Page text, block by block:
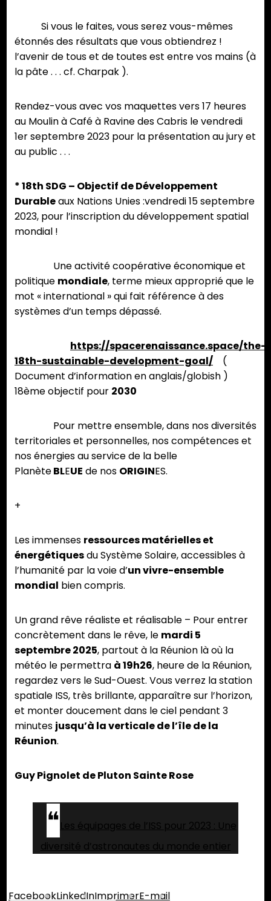
Si vous le faites, vous serez vous-mêmes
étonnés des résultats que vous obtiendrez !
l’avenir de tous et de toutes est entre vos mains (à
la pâte . . . cf. Charpak ).
Rendez-vous avec vos maquettes vers 17 heures
au Moulin à Café à Ravine des Cabris le vendredi
1er septembre 2023 pour la présentation au jury et
au public . . .
* 18th SDG – Objectif de Développement
Durableaux Nations Unies :vendredi 15 septembre
2023, pour l’inscription du développement spatial
mondial !
Une activité coopérative économique et
politique mondiale, terme mieux approprié que le
mot « international » qui fait référence à des
systèmes d’un temps dépassé.
https://spacerenaissance.space/the-
18th-sustainable-development-goal/ (
Document d’information en anglais/globish )
18ème objectif pour 2030
Pour mettre ensemble, dans nos diversités
territoriales et personnelles, nos compétences et
nos énergies au service de la belle
PlanèteBLEUE de nos ORIGINES.
+
Les immenses ressources matérielles et
énergétiquesdu Système Solaire, accessibles à
l’humanité par la voie d’un vivre-ensemble
mondial bien compris.
Un grand rêve réaliste et réalisable – Pour entrer
concrètement dans le rêve, le mardi 5
septembre 2025, partout à la Réunion là où la
météo le permettra à 19h26, heure de la Réunion,
regardez vers le Sud-Ouest. Vous verrez la station
spatiale ISS, très brillante, apparaître sur l’horizon,
et monter doucement dans le ciel pendant 3
minutes jusqu’à la verticale de l’île de la
Réunion.
Guy Pignolet de Pluton Sainte Rose
Les équipages de l’ISS pour 2023 : Une
diversité d’astronautes du monde entier
FacebookLinkedInImprimerE-mail